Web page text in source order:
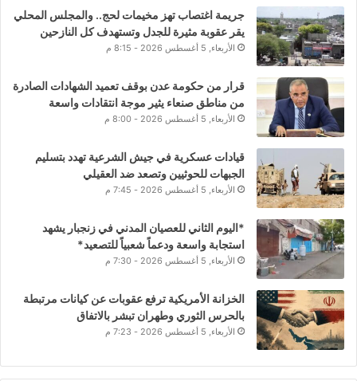
جريمة اغتصاب تهز مخيمات لحج.. والمجلس المحلي
يقر عقوبة مثيرة للجدل وتستهدف كل النازحين
الأربعاء, 5 أغسطس 2026 - 8:15 م
قرار من حكومة عدن بوقف تعميد الشهادات الصادرة
من مناطق صنعاء يثير موجة انتقادات واسعة
الأربعاء, 5 أغسطس 2026 - 8:00 م
قيادات عسكرية في جيش الشرعية تهدد بتسليم
الجبهات للحوثيين وتصعد ضد العقيلي
الأربعاء, 5 أغسطس 2026 - 7:45 م
*اليوم الثاني للعصيان المدني في زنجبار يشهد
استجابة واسعة ودعماً شعبياً للتصعيد*
الأربعاء, 5 أغسطس 2026 - 7:30 م
الخزانة الأمريكية ترفع عقوبات عن كيانات مرتبطة
بالحرس الثوري وطهران تبشر بالاتفاق
الأربعاء, 5 أغسطس 2026 - 7:23 م